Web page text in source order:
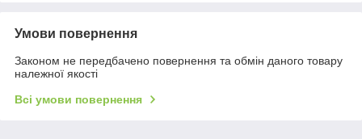
Умови повернення
Законом не передбачено повернення та обмін даного товару
належної якості
Всі умови повернення